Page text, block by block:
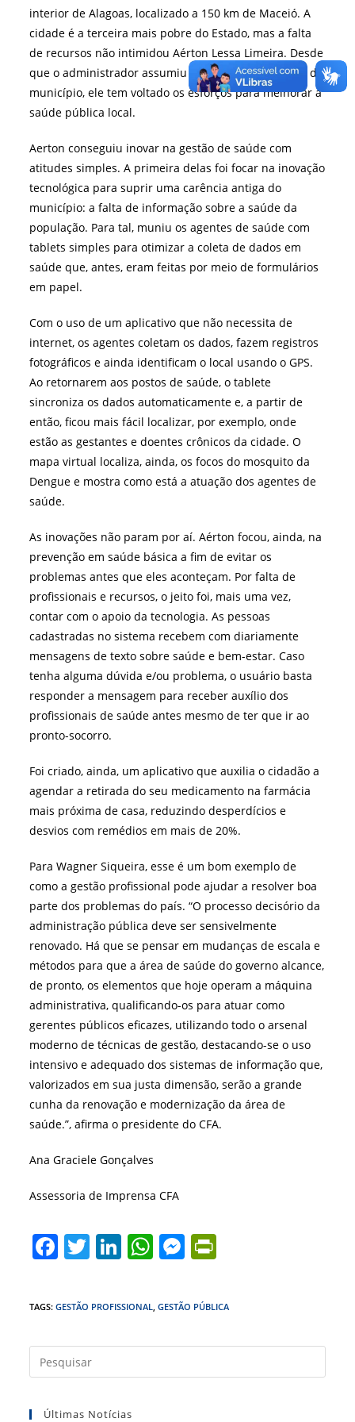
interior de Alagoas, localizado a 150 km de Maceió. A
cidade é a terceira mais pobre do Estado, mas a falta
de recursos não intimidou Aérton Lessa Limeira. Desde
que o administrador assumiu a Secretaria da Saúde do
município, ele tem voltado os esforços para melhorar a
saúde pública local.
Aerton conseguiu inovar na gestão de saúde com
atitudes simples. A primeira delas foi focar na inovação
tecnológica para suprir uma carência antiga do
município: a falta de informação sobre a saúde da
população. Para tal, muniu os agentes de saúde com
tablets simples para otimizar a coleta de dados em
saúde que, antes, eram feitas por meio de formulários
em papel.
Com o uso de um aplicativo que não necessita de
internet, os agentes coletam os dados, fazem registros
fotográficos e ainda identificam o local usando o GPS.
Ao retornarem aos postos de saúde, o tablete
sincroniza os dados automaticamente e, a partir de
então, ficou mais fácil localizar, por exemplo, onde
estão as gestantes e doentes crônicos da cidade. O
mapa virtual localiza, ainda, os focos do mosquito da
Dengue e mostra como está a atuação dos agentes de
saúde.
As inovações não param por aí. Aérton focou, ainda, na
prevenção em saúde básica a fim de evitar os
problemas antes que eles aconteçam. Por falta de
profissionais e recursos, o jeito foi, mais uma vez,
contar com o apoio da tecnologia. As pessoas
cadastradas no sistema recebem com diariamente
mensagens de texto sobre saúde e bem-estar. Caso
tenha alguma dúvida e/ou problema, o usuário basta
responder a mensagem para receber auxílio dos
profissionais de saúde antes mesmo de ter que ir ao
pronto-socorro.
Foi criado, ainda, um aplicativo que auxilia o cidadão a
agendar a retirada do seu medicamento na farmácia
mais próxima de casa, reduzindo desperdícios e
desvios com remédios em mais de 20%.
Para Wagner Siqueira, esse é um bom exemplo de
como a gestão profissional pode ajudar a resolver boa
parte dos problemas do país. “O processo decisório da
administração pública deve ser sensivelmente
renovado. Há que se pensar em mudanças de escala e
métodos para que a área de saúde do governo alcance,
de pronto, os elementos que hoje operam a máquina
administrativa, qualificando-os para atuar como
gerentes públicos eficazes, utilizando todo o arsenal
moderno de técnicas de gestão, destacando-se o uso
intensivo e adequado dos sistemas de informação que,
valorizados em sua justa dimensão, serão a grande
cunha da renovação e modernização da área de
saúde.”, afirma o presidente do CFA.
Ana Graciele Gonçalves
Assessoria de Imprensa CFA
F
c
b
o
T
itt
Li
k
dI
n
W
at
s
A
p
M
ss
n
g
tF
e
n
TAGS:GESTÃO PROFISSIONAL, GESTÃO PÚBLICA
a
Últimas Notícias